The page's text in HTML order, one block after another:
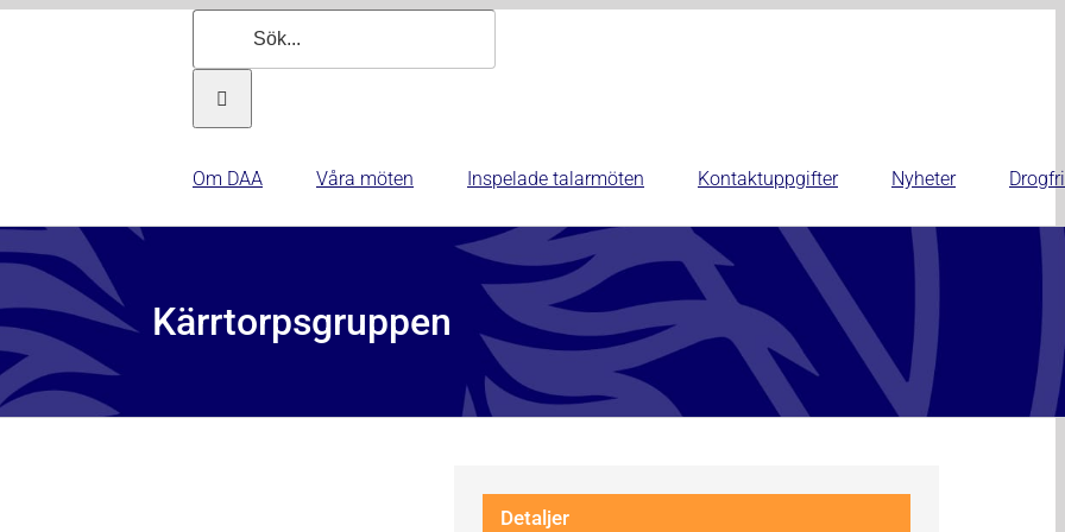
Om DAA Våra möten Inspelade talarmöten Kontaktuppgifter Nyheter
Kärrtorpsgruppen
Detaljer